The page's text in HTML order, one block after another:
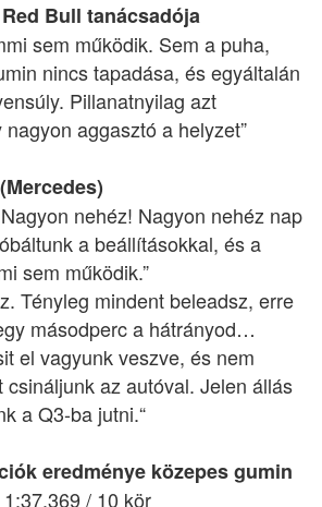
Bull tanácsadója
sem működik. Sem a puha,
nincs tapadása, és egyáltalán
Pillanatnyilag azt
aggasztó a helyzet”
nehéz! Nagyon nehéz nap
a beállításokkal, és a
sem működik.”
Tényleg mindent beleadsz, erre
másodperc a hátrányod…
el vagyunk veszve, és nem
csináljunk az autóval. Jelen állás
a Q3-ba jutni.“
eredménye közepes gumin
/ 10 kör